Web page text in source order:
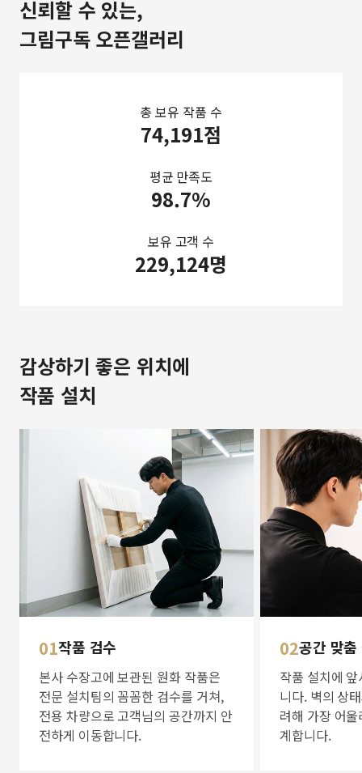
신뢰할 수 있는,
그림구독 오픈갤러리
총 보유 작품 수
74,191점
평균 만족도
98.7%
보유 고객 수
229,124명
감상하기 좋은 위치에
작품 설치
01작품 검수
본사 수장고에 보관된 원화 작품은
전문 설치팀의 꼼꼼한 검수를 거쳐,
전용 차량으로 고객님의 공간까지 안
전하게 이동합니다.
02공간 맞
작품 설치에
니다. 벽의 상
려해 가장 어
계합니다.